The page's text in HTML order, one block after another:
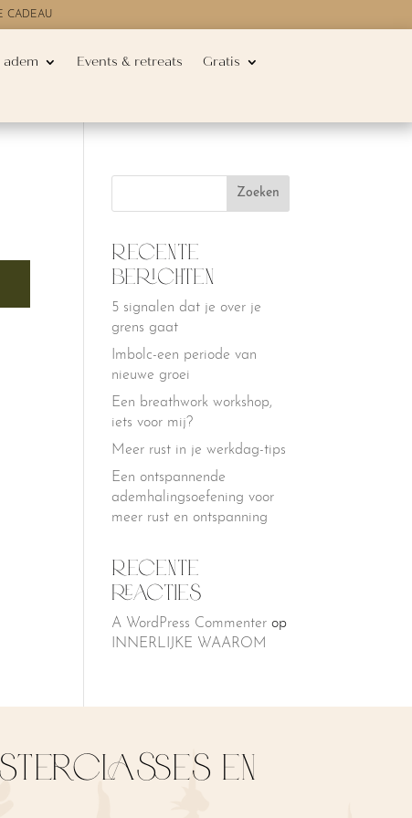
CADEAU
adem Events & retreats
Gratis
Recente
berichten
5 signalen dat je over je
grens gaat
Imbolc-een periode van
nieuwe groei
Een breathwork workshop,
iets voor mij?
Meer rust in je werkdag-tips
Een ontspannende
ademhalingsoefening voor
meer rust en ontspanning
Recente
reacties
A WordPress Commenter op
INNERLIJKE WAAROM
en